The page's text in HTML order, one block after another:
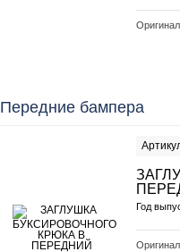
Передние бампера
Год